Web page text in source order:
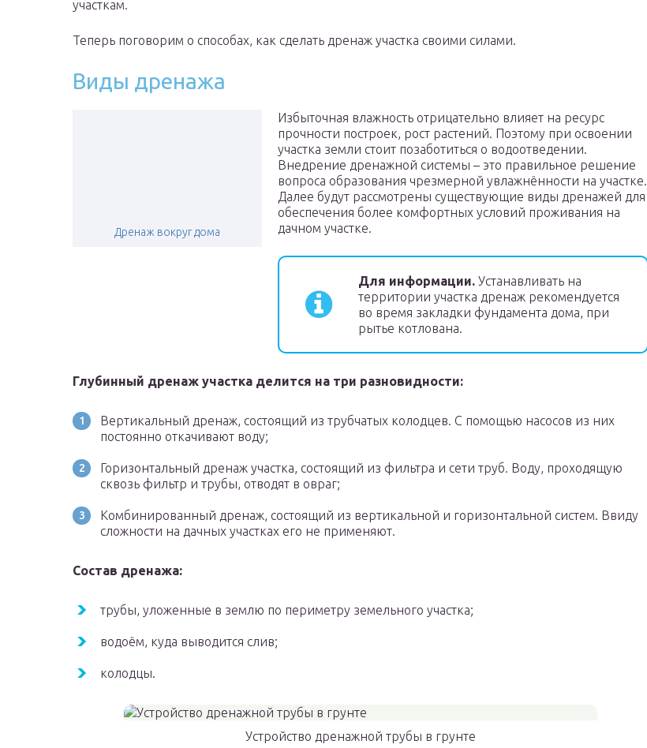
участкам.
Теперь поговорим о способах, как сделать дренаж участка своими силами.
Виды дренажа
Дренаж вокруг дома
Избыточная влажность отрицательно влияет на ресурс
прочности построек, рост растений. Поэтому при освоении
участка земли стоит позаботиться о водоотведении.
Внедрение дренажной системы – это правильное решение
вопроса образования чрезмерной увлажнённости на участке.
Далее будут рассмотрены существующие виды дренажей для
обеспечения более комфортных условий проживания на
дачном участке.
Для информации. Устанавливать на
территории участка дренаж рекомендуется
во время закладки фундамента дома, при
рытье котлована.
Глубинный дренаж участка делится на три разновидности:
Вертикальный дренаж, состоящий из трубчатых колодцев. С помощью насосов из них
постоянно откачивают воду;
Горизонтальный дренаж участка, состоящий из фильтра и сети труб. Воду, проходящую
сквозь фильтр и трубы, отводят в овраг;
Комбинированный дренаж, состоящий из вертикальной и горизонтальной систем. Ввиду
сложности на дачных участках его не применяют.
Состав дренажа:
трубы, уложенные в землю по периметру земельного участка;
водоём, куда выводится слив;
колодцы.
Устройство дренажной трубы в грунте